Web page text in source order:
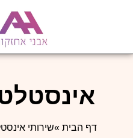
דף הבית »שירותי